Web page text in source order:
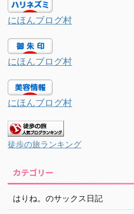
にほんブログ村
にほんブログ村
にほんブログ村
徒歩の旅ランキング
カテゴリー
はりね。のサックス日記